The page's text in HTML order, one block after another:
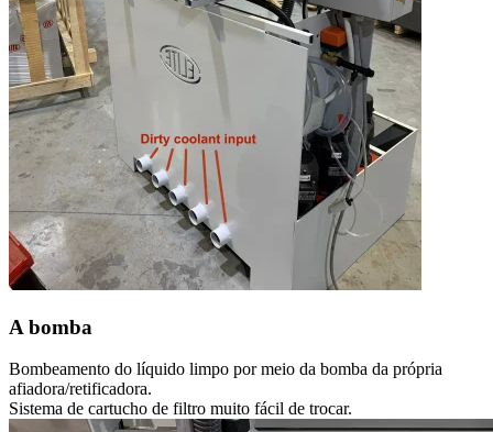
A bomba
Bombeamento do líquido limpo por meio da bomba da própria
afiadora/retificadora.
Sistema de cartucho de filtro muito fácil de trocar.